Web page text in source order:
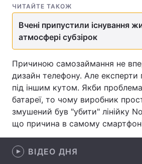
Україна
Економіка Світ
Спорт Наука
Техно і зв'язок
Зброя
Здоров'я
Цікавинки
Екологія
ЧИТАЙТЕ ТАКОЖ
Вчені припустили існування
атмосфері субзірок
Причиною самозаймання не
дизайн телефону. Але
під іншим кутом. Якби
батареї, то чому виробник
змушений був "убити" лінійку
що причина в самому
ВІДЕО ДНЯ